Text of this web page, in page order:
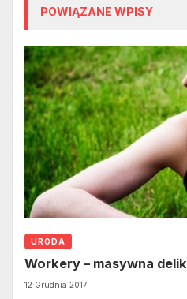
POWIĄZANE WPISY
URODA
Workery – masywna
12 Grudnia 2017